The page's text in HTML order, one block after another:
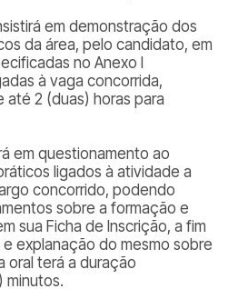
em demonstração dos
da área, pelo candidato, em
no Anexo I
à vaga concorrida,
2 (duas) horas para
em questionamento ao
ligados à atividade a
concorrido, podendo
sobre a formação e
sua Ficha de Inscrição, a fim
explanação do mesmo sobre
oral terá a duração
minutos.